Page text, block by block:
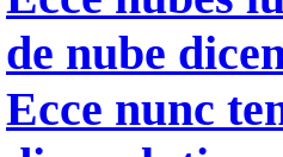
de nube
Ecce nunc